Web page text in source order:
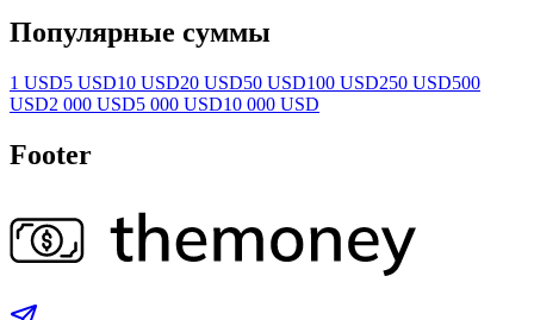
Популярные суммы
1 USD5 USD10 USD20 USD50 USD100 USD250 USD500
USD2 000 USD5 000 USD10 000 USD
Footer